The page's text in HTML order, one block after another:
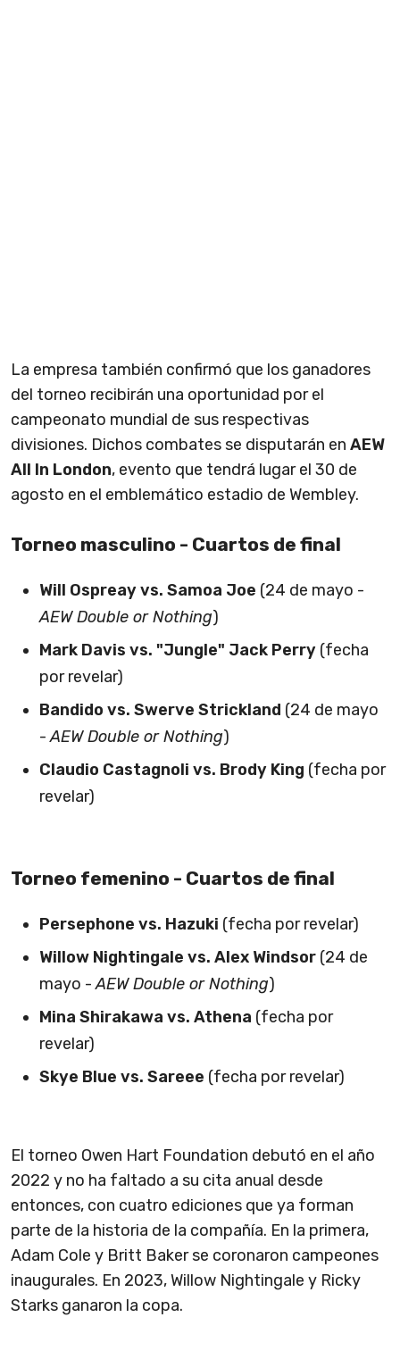
La empresa también confirmó que los ganadores
del torneo recibirán una oportunidad por el
campeonato mundial de sus respectivas
divisiones. Dichos combates se disputarán en AEW
All In London, evento que tendrá lugar el 30 de
agosto en el emblemático estadio de Wembley.
Torneo masculino - Cuartos de final
Will Ospreay vs. Samoa Joe (24 de mayo -
AEW Double or Nothing)
Mark Davis vs. "Jungle" Jack Perry (fecha
por revelar)
Bandido vs. Swerve Strickland (24 de mayo
-AEW Double or Nothing)
Claudio Castagnoli vs. Brody King (fecha por
revelar)
Torneo femenino - Cuartos de final
Persephone vs. Hazuki (fecha por revelar)
Willow Nightingale vs. Alex Windsor (24 de
mayo -AEW Double or Nothing)
Mina Shirakawa vs. Athena (fecha por
revelar)
Skye Blue vs. Sareee (fecha por revelar)
El torneo Owen Hart Foundation debutó en el año
2022 y no ha faltado a su cita anual desde
entonces, con cuatro ediciones que ya forman
parte de la historia de la compañía. En la primera,
Adam Cole y Britt Baker se coronaron campeones
inaugurales. En 2023, Willow Nightingale y Ricky
Starks ganaron la copa.